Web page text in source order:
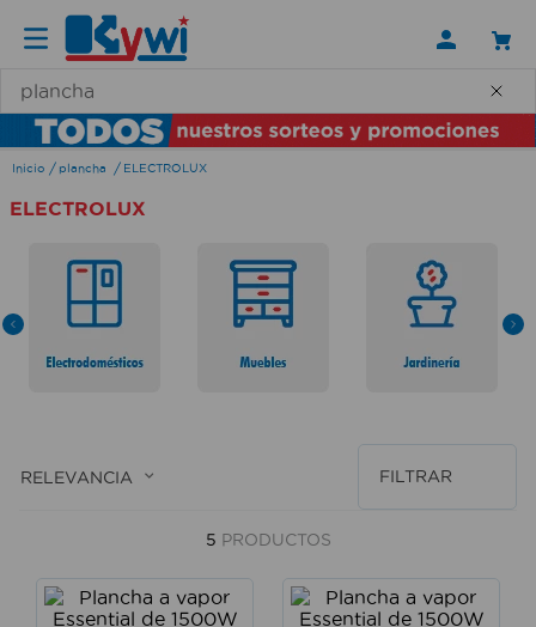
plancha ELECTROLUX
ELECTROLUX
RELEVANCIA FILTRAR
5 PRODUCTOS